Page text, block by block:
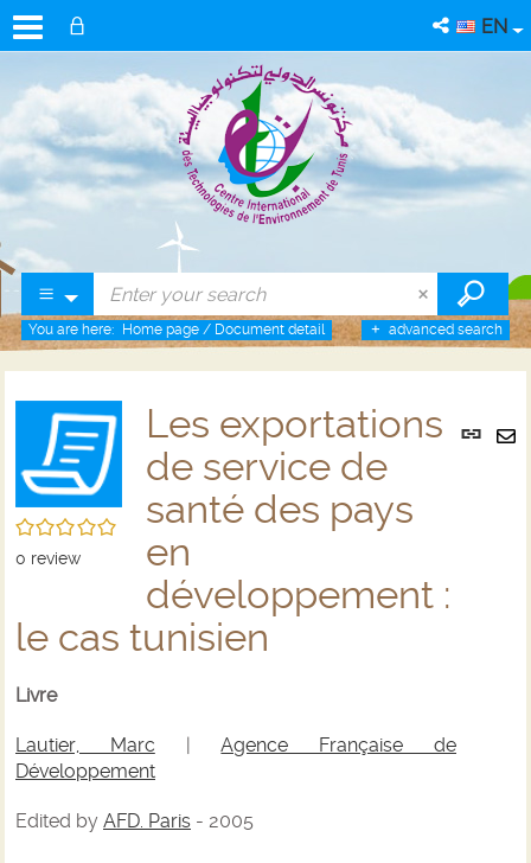
EN
advanced search
You are here: Home page / Document detail
link
/5
0 review
Les exportations
de service de
santé des pays
en
développement :
le cas tunisien
Livre
Lautier, Marc |Agence Française de
Développement
Edited by AFD. Paris - 2005